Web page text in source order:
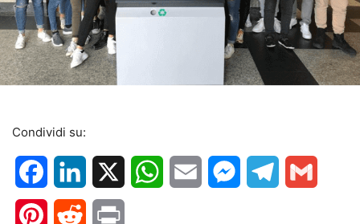
Condividi su:
FacebookLinkedIn WhatsApp
Email MessengerTelegram
PinterestReddit